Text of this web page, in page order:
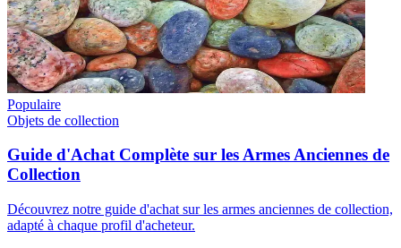
Populaire
Objets de collection
Guide d'Achat Complète sur les Armes Anciennes de
Collection
Découvrez notre guide d'achat sur les armes anciennes de collection,
adapté à chaque profil d'acheteur.